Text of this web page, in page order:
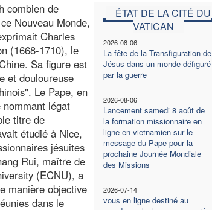
ÉTAT DE LA CITÉ DU
VATICAN
2026-08-06
La fête de la Transfiguration de
Jésus dans un monde défiguré
par la guerre
2026-08-06
Lancement samedi 8 août de
la formation missionnaire en
ligne en vietnamien sur le
message du Pape pour la
prochaine Journée Mondiale
des Missions
2026-07-14
vous en ligne destiné au
combien de
Nouveau Monde,
Charles
(1668-1710), le
Sa figure est
et douloureuse
Le Pape, en
nommant légat
titre de
étudié à Nice,
jésuites
Rui, maître de
(ECNU), a
manière objective
dans le